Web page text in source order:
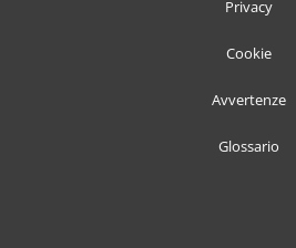
Privacy
Cookie
Avvertenze
Glossario